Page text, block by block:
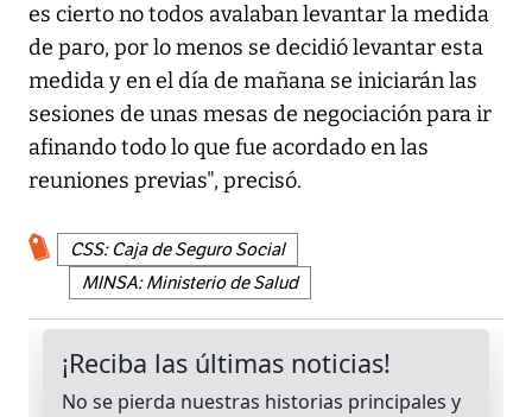
es cierto no todos avalaban levantar la medida
de paro, por lo menos se decidió levantar esta
medida y en el día de mañana se iniciarán las
sesiones de unas mesas de negociación para ir
afinando todo lo que fue acordado en las
reuniones previas", precisó.
CSS: Caja de Seguro Social
MINSA: Ministerio de Salud